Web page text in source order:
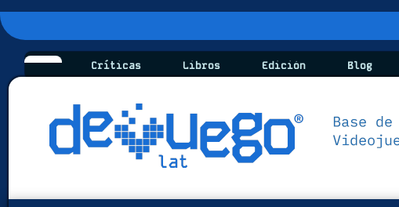
Críticas Libros Edición Blog